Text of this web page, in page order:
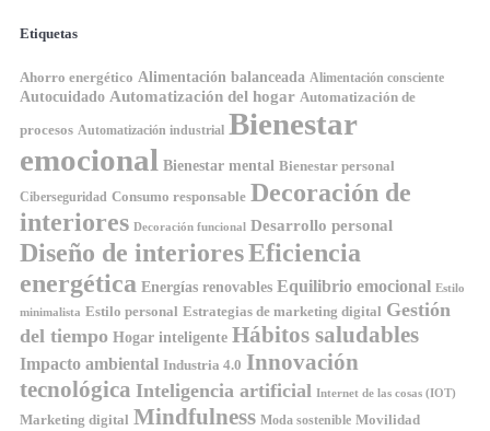
Etiquetas
Ahorro energético Alimentación balanceada Alimentación consciente
Autocuidado Automatización del hogar Automatización de
procesos Automatización industrial Bienestar
emocional Bienestar mental Bienestar personal
Ciberseguridad Consumo responsable Decoración de
interiores Decoración funcional Desarrollo personal
Diseño de interioresEficiencia
energética Energías renovables Equilibrio emocional Estilo
minimalista Estilo personal Estrategias de marketing digital Gestión
del tiempo Hogar inteligente Hábitos saludables
Impacto ambiental Industria 4.0 Innovación
tecnológica Inteligencia artificial Internet de las cosas (IOT)
Marketing digital Mindfulness Moda sostenible Movilidad